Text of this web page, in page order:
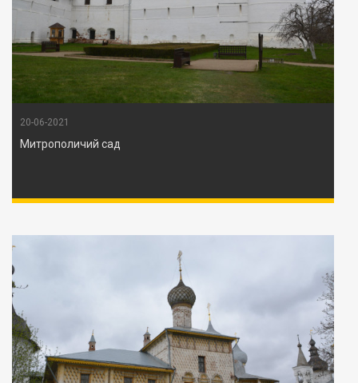
20-06-2021
Митрополичий сад